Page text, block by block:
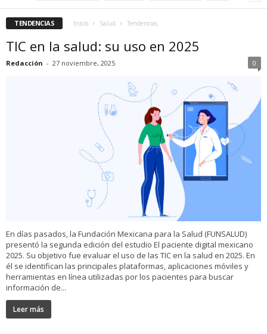
TENDENCIAS Inicio Salud Tendencias
TIC en la salud: su uso en 2025
Redacción - 27 noviembre, 2025 0
En días pasados, la Fundación Mexicana para la Salud (FUNSALUD)
presentó la segunda edición del estudio El paciente digital mexicano
2025. Su objetivo fue evaluar el uso de las TIC en la salud en 2025. En
él se identifican las principales plataformas, aplicaciones móviles y
herramientas en línea utilizadas por los pacientes para buscar
información de...
Leer más